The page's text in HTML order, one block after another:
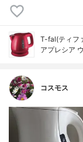
T-fal(ティフ
アプレシア
コスモス